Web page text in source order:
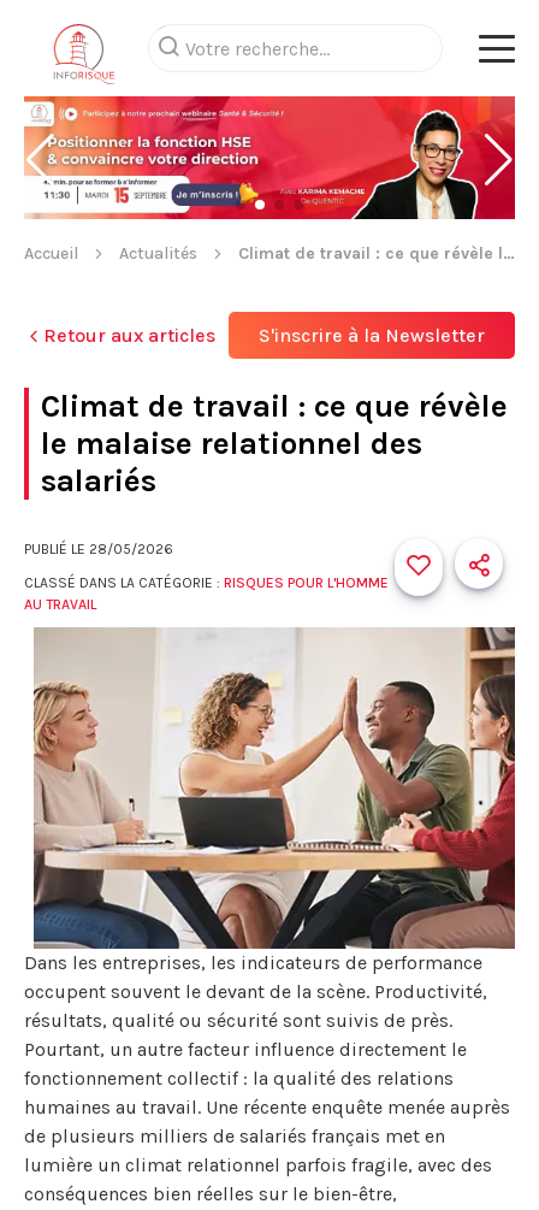
Accueil Actualités Climat de travail : ce que révèle le malaise relationnel des salariés
Retour aux articles S'inscrire à la Newsletter
Climat de travail : ce que révèle
le malaise relationnel des
salariés
PUBLIÉ LE 28/05/2026
CLASSÉ DANS LA CATÉGORIE : RISQUES POUR L'HOMME
AU TRAVAIL
Dans les entreprises, les indicateurs de performance
occupent souvent le devant de la scène. Productivité,
résultats, qualité ou sécurité sont suivis de près.
Pourtant, un autre facteur influence directement le
fonctionnement collectif : la qualité des relations
humaines au travail. Une récente enquête menée auprès
de plusieurs milliers de salariés français met en
lumière un climat relationnel parfois fragile, avec des
conséquences bien réelles sur le bien-être,